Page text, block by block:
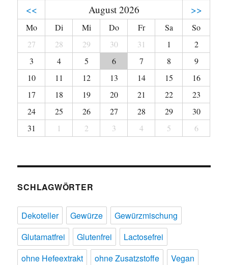
<< August 2026 >>
Mo Di Mi Do Fr Sa
So
27
28 29 30 31 1
2
3
4 5 6 7 8
9
10
11 12 13 14 15
16
17
18 19 20 21 22
23
24
25 26 27 28 29
30
31
1 2 3 4 5 6
SCHLAGWÖRTER
Dekoteller Gewürze
Gewürzmischung
Glutamatfrei
Glutenfrei
Lactosefrei
ohne Hefeextrakt
ohne Zusatzstoffe
Vegan